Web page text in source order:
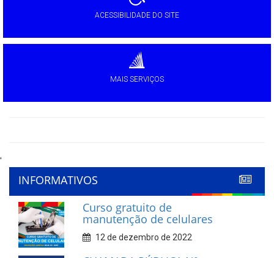
ACESSIBILIDADE DO SITE
MAIS SERVIÇOS
'
INFORMATIVOS
Curso gratuito de
manutenção de celulares
12 de dezembro de 2022